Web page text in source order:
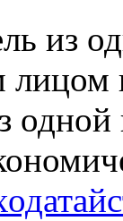
из